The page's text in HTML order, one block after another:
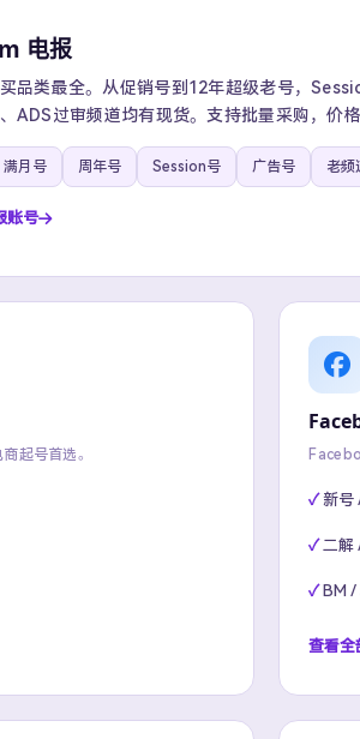
电报
品类最全。从促销号到12年超级老号，
ADS过审频道均有现货。支持批量采购，价格
满月号 周年号 Session号 广告号 老频
账号
起号首选。
新号
二解
BM
查看全